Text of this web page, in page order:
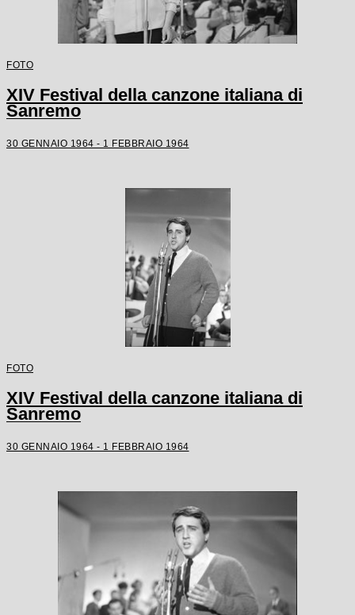
FOTO
XIV Festival della canzone italiana di
Sanremo
30 GENNAIO 1964 - 1 FEBBRAIO 1964
FOTO
XIV Festival della canzone italiana di
Sanremo
30 GENNAIO 1964 - 1 FEBBRAIO 1964